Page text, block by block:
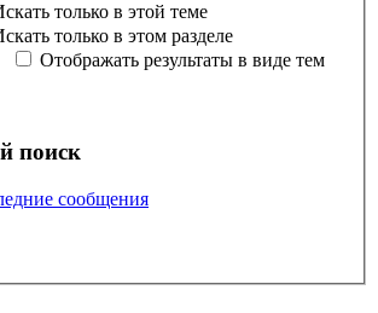
только в этой теме
только в этом разделе
Отображать результаты в виде тем
поиск
сообщения